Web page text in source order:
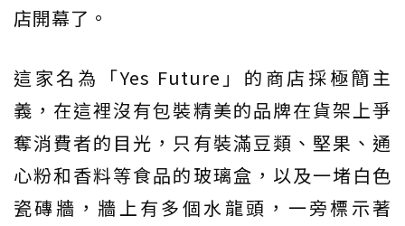
店開幕了。
這家名為「Yes Future」的商店採極簡主
義，在這裡沒有包裝精美的品牌在貨架上爭
奪消費者的目光，只有裝滿豆類、堅果、通
心粉和香料等食品的玻璃盒，以及一堵白色
瓷磚牆，牆上有多個水龍頭，一旁標示著